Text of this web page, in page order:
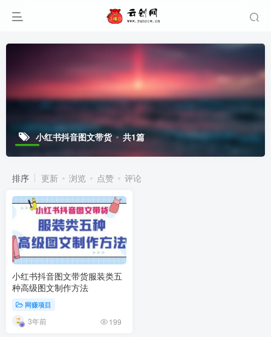
小红书抖音图文带货 共1篇
排序 更新 浏览 点赞 评论
小红书抖音图文带货服装类五
种高级图文制作方法
网赚项目
3年前 199